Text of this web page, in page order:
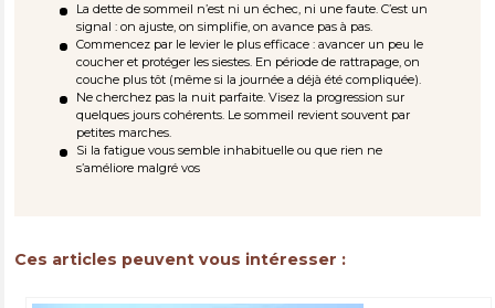
La dette de sommeil n’est ni un échec, ni une faute. C’est un
signal : on ajuste, on simplifie, on avance pas à pas.
Commencez par le levier le plus efficace : avancer un peu le
coucher et protéger les siestes. En période de rattrapage, on
couche plus tôt (même si la journée a déjà été compliquée).
Ne cherchez pas la nuit parfaite. Visez la progression sur
quelques jours cohérents. Le sommeil revient souvent par
petites marches.
Si la fatigue vous semble inhabituelle ou que rien ne
s’améliore malgré vos
Ces articles peuvent vous intéresser :